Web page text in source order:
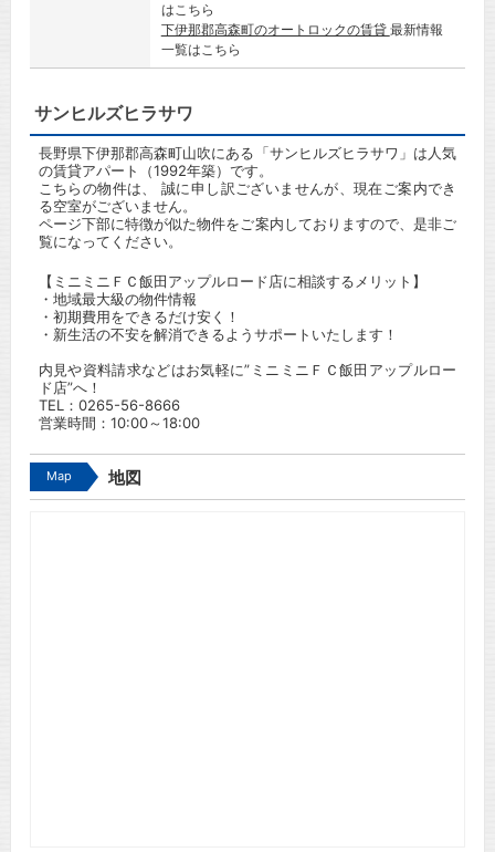
はこちら
下伊那郡高森町のオートロックの賃貸 最新情報
一覧はこちら
サンヒルズヒラサワ
長野県下伊那郡高森町山吹にある「サンヒルズヒラサワ」は人気
の賃貸アパート（1992年築）です。
こちらの物件は、 誠に申し訳ございませんが、現在ご案内でき
る空室がございません。
ページ下部に特徴が似た物件をご案内しておりますので、是非ご
覧になってください。
【ミニミニＦＣ飯田アップルロード店に相談するメリット】
・地域最大級の物件情報
・初期費用をできるだけ安く！
・新生活の不安を解消できるようサポートいたします！
内見や資料請求などはお気軽に”ミニミニＦＣ飯田アップルロー
ド店”へ！
TEL： 0265-56-8666
営業時間：10:00～18:00
Map 地図